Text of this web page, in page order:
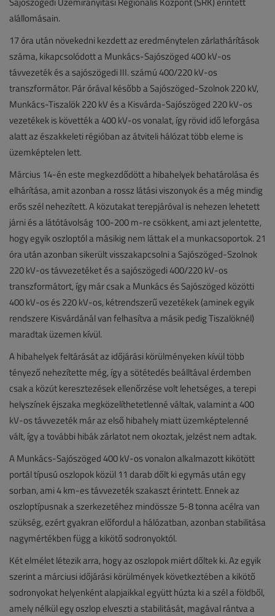
alállomásain.
17 óra után növekedni kezdett az eredménytelen zárlathárítások
száma, kikapcsolódott a Munkács-Sajószöged 400 kV-os
távvezeték és a sajószögedi III. számú 400/220 kV-os
transzformátor. Pár órával később a Sajószöged-Szolnok 220 kV,
Munkács-Tiszalök 220 kV és a Kisvárda-Sajószöged 220 kV-os
vezetékek is követték a 400 kV-os vonalat, így rövid idő leforgása
alatt az északkeleti régióban az átviteli hálózat több eleme is
üzemképtelen lett.
Március 14-én este megkezdődött a hibahelyek behatárolása és
elhárítása, amit azonban a rossz látási viszonyok és a még mindig
erős szél nehezített. A közutakat terepjáróval is nehezen lehetett
járni és a látótávolság 100-200 m-re csökkent, ami azt jelentette,
hogy egyik oszloptól a másikig nem láttak el a munkacsoportok. 21
óra után azonban sikerült visszakapcsolni a Sajószöged-Szolnok
220 kV-os távvezetéket és a sajószögedi 400/220 kV-os
transzformátort, így már csak a Munkács és Sajószöged közötti
400 kV-os és 220 kV-os, kétrendszerű vezetékek (aminek egyik
rendszere Kisvárdánál van felhasítva a másik pedig Tiszalöknél)
maradtak üzemen kívül.
A hibahelyek feltárását az időjárási körülményeken kívül több
tényező nehezítette még, így a sötétedés beálltával érdemben
csak a közút keresztezések ellenőrzése volt lehetséges, a terepi
helyszínek éjszaka megközelíthetetlenné váltak, valamint a 400
kV-os távvezeték már az első hibahely miatt üzemképtelenné
vált, így a további hibák zárlatot nem okoztak, jelzést nem adtak.
A Munkács-Sajószöged 400 kV-os vonalon alkalmazott kikötött
portál típusú oszlopok közül 11 darab dőlt ki egymás után egy
sorban, ami 4 km-es távvezeték szakaszt érintett. Ennek az
oszloptípusnak a szerkezetéhez mindössze 5-8 tonna acélra van
szükség, ezért gyakran előfordul a hálózatban, azonban stabilitása
nagymértékben függ a kikötő sodronyoktól.
Két elmélet létezik arra, hogy az oszlopok miért dőltek ki. Az egyik
szerint a márciusi időjárási körülmények következtében a kikötő
sodronyokat helyenként alapjaikkal együtt húzta ki a szél a földből,
amely nélkül egy oszlop elveszti a stabilitását, magával rántva a